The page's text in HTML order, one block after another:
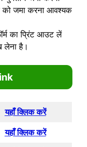
को जमा करना आवश्यक
का प्रिंट आउट लें
लेना है।
यहाँ क्लिक करें
यहाँ क्लिक करें